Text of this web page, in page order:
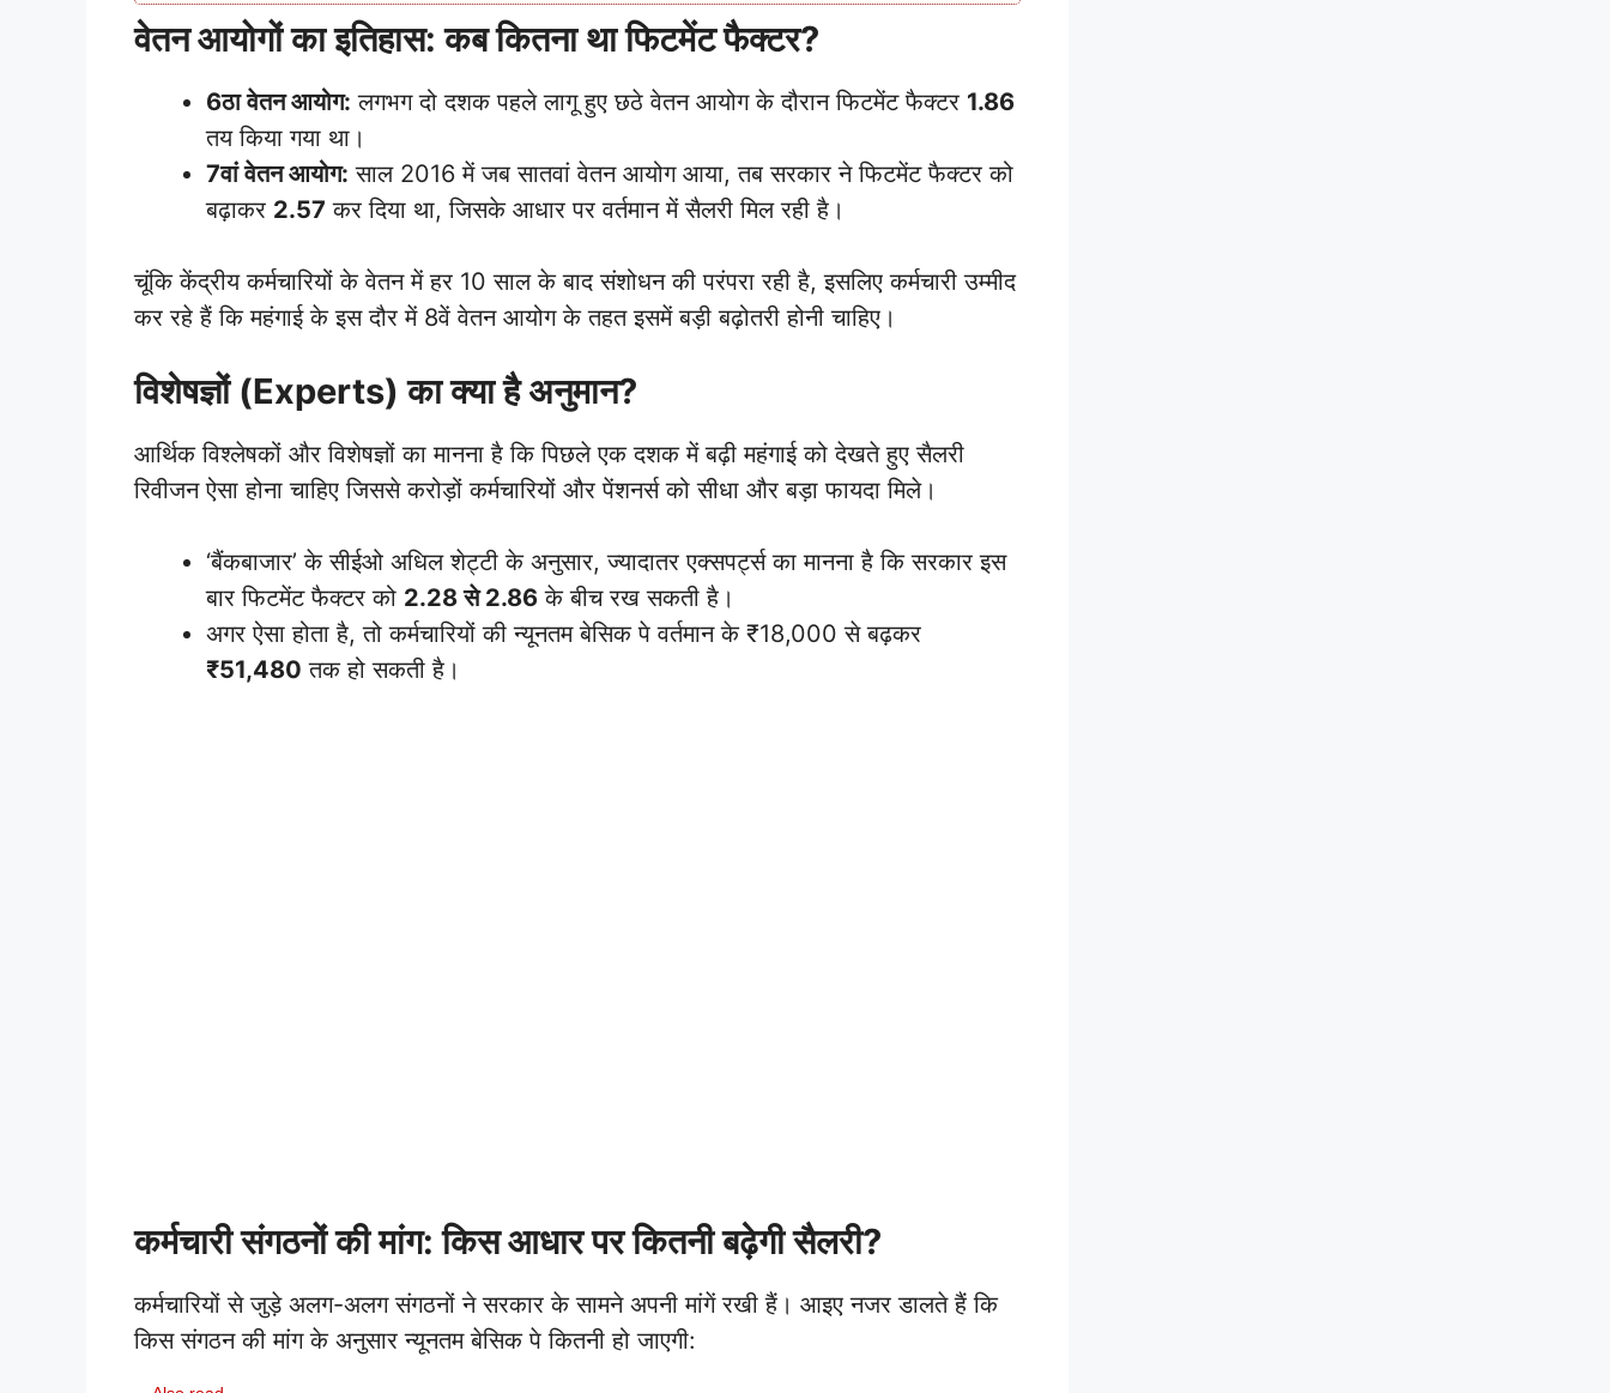
वेतन आयोगों का इतिहास: कब कितना था फिटमेंट फैक्टर?
6ठा वेतन आयोग: लगभग दो दशक पहले लागू हुए छठे वेतन आयोग के दौरान फिटमेंट फैक्टर 1.86
तय किया गया था।
7वां वेतन आयोग: साल 2016 में जब सातवां वेतन आयोग आया, तब सरकार ने फिटमेंट फैक्टर को
बढ़ाकर 2.57 कर दिया था, जिसके आधार पर वर्तमान में सैलरी मिल रही है।
चूंकि केंद्रीय कर्मचारियों के वेतन में हर 10 साल के बाद संशोधन की परंपरा रही है, इसलिए कर्मचारी उम्मीद
कर रहे हैं कि महंगाई के इस दौर में 8वें वेतन आयोग के तहत इसमें बड़ी बढ़ोतरी होनी चाहिए।
विशेषज्ञों (Experts) का क्या है अनुमान?
आर्थिक विश्लेषकों और विशेषज्ञों का मानना है कि पिछले एक दशक में बढ़ी महंगाई को देखते हुए सैलरी
रिवीजन ऐसा होना चाहिए जिससे करोड़ों कर्मचारियों और पेंशनर्स को सीधा और बड़ा फायदा मिले।
‘बैंकबाजार’ के सीईओ अधिल शेट्टी के अनुसार, ज्यादातर एक्सपर्ट्स का मानना है कि सरकार इस
बार फिटमेंट फैक्टर को 2.28 से 2.86 के बीच रख सकती है।
अगर ऐसा होता है, तो कर्मचारियों की न्यूनतम बेसिक पे वर्तमान के ₹18,000 से बढ़कर
₹51,480 तक हो सकती है।
कर्मचारी संगठनों की मांग: किस आधार पर कितनी बढ़ेगी सैलरी?
कर्मचारियों से जुड़े अलग-अलग संगठनों ने सरकार के सामने अपनी मांगें रखी हैं। आइए नजर डालते हैं कि
किस संगठन की मांग के अनुसार न्यूनतम बेसिक पे कितनी हो जाएगी: